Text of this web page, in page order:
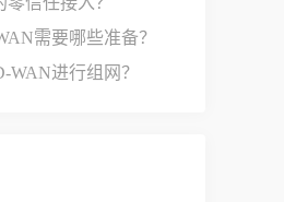
需要哪些准备？
WAN进行组网？